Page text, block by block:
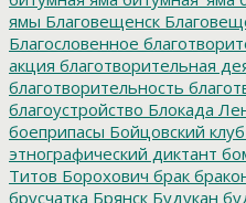
ямы Благовещенск
Благословенное
акция благотворительная
благотворительность
благоустройство Блокада
боеприпасы Бойцовский клуб
этнографический диктант
Титов Борохович брак
брусчатка Брянск Будукан